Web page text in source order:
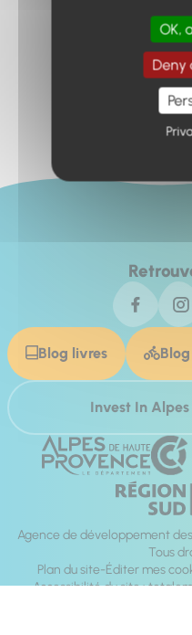
Blog livres
Invest In
Agence de développement
Tous
Plan du site Éditer mes
Accessibilité du site :
OK,
Deny